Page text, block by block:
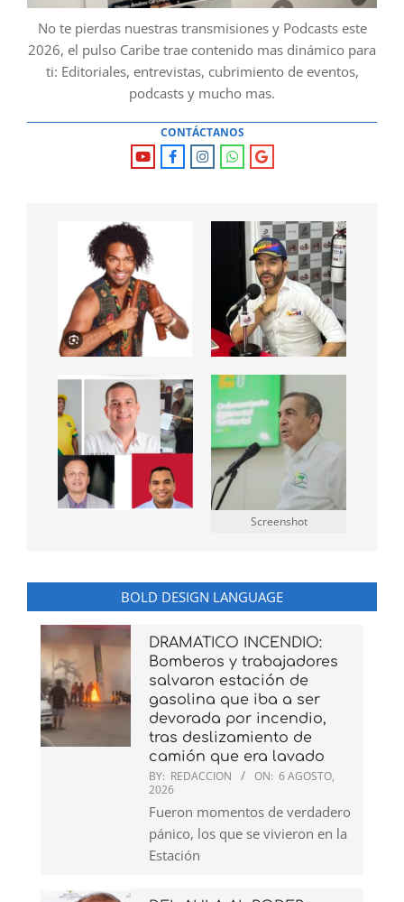
No te pierdas nuestras transmisiones y Podcasts este
2026, el pulso Caribe trae contenido mas dinámico para
ti: Editoriales, entrevistas, cubrimiento de eventos,
podcasts y mucho mas.
CONTÁCTANOS
Screenshot
BOLD DESIGN LANGUAGE
DRAMATICO INCENDIO:
Bomberos y trabajadores
salvaron estación de
gasolina que iba a ser
devorada por incendio,
tras deslizamiento de
camión que era lavado
BY: REDACCION ON: 6 AGOSTO,
2026
Fueron momentos de verdadero
pánico, los que se vivieron en la
Estación